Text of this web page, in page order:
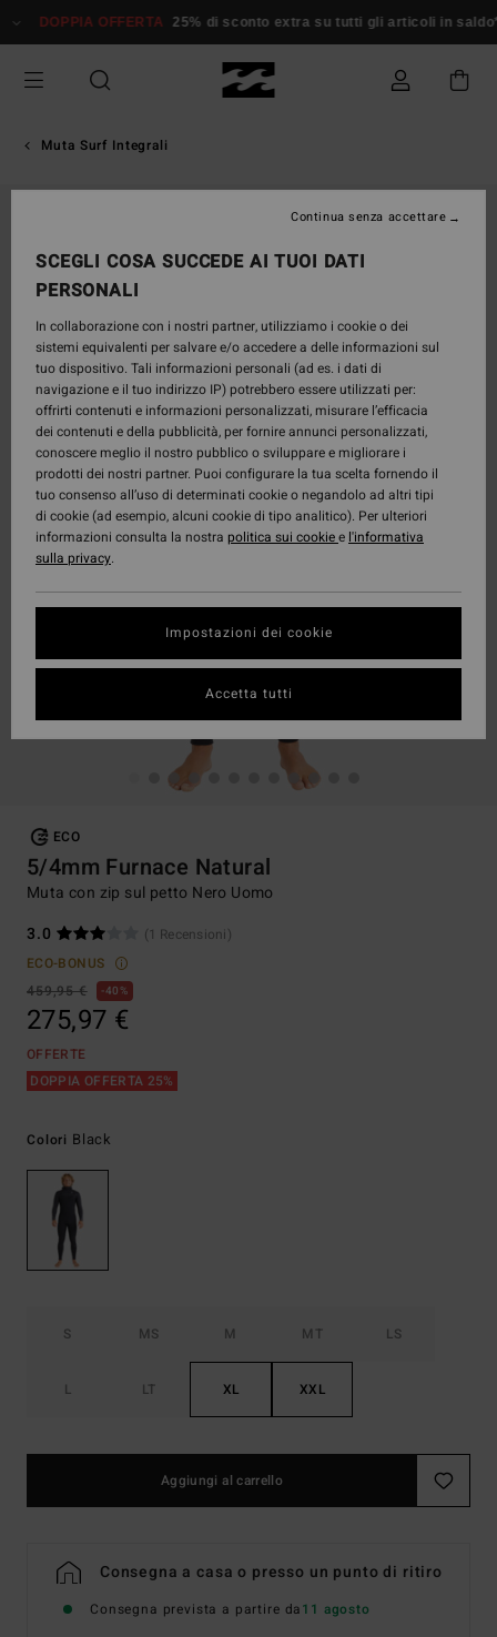
alle
prodotto
DOPPIA OFFERTA 25% di sconto extra su tutti gli articoli in
Muta Surf Integrali
ECO
5/4mm Furnace Natural
Muta con zip sul petto Nero Uomo
3.0
(1 Recensioni)
ECO-BONUS
459,95 €
40%
275,97 €
OFFERTE
DOPPIA OFFERTA 25%
Colori Black
S MS M MT LS
L LT XL XXL
Aggiungi al carrello
Consegna a casa o presso un punto di ritiro
Consegna prevista a partire da11 agosto
SCEGLI COSA SUCCEDE AI TUOI DATI
PERSONALI
In collaborazione con i nostri partner, utilizziamo i cookie o dei
sistemi equivalenti per salvare e/o accedere a delle informazioni sul
tuo dispositivo. Tali informazioni personali (ad es. i dati di
navigazione e il tuo indirizzo IP) potrebbero essere utilizzati per:
offrirti contenuti e informazioni personalizzati, misurare l’efficacia
dei contenuti e della pubblicità, per fornire annunci personalizzati,
conoscere meglio il nostro pubblico o sviluppare e migliorare i
prodotti dei nostri partner. Puoi configurare la tua scelta fornendo il
tuo consenso all’uso di determinati cookie o negandolo ad altri tipi
di cookie (ad esempio, alcuni cookie di tipo analitico). Per ulteriori
informazioni consulta la nostra politica sui cookiee l'informativa
sulla privacy.
Impostazioni dei cookie
Continua senza accettare
Accetta tutti